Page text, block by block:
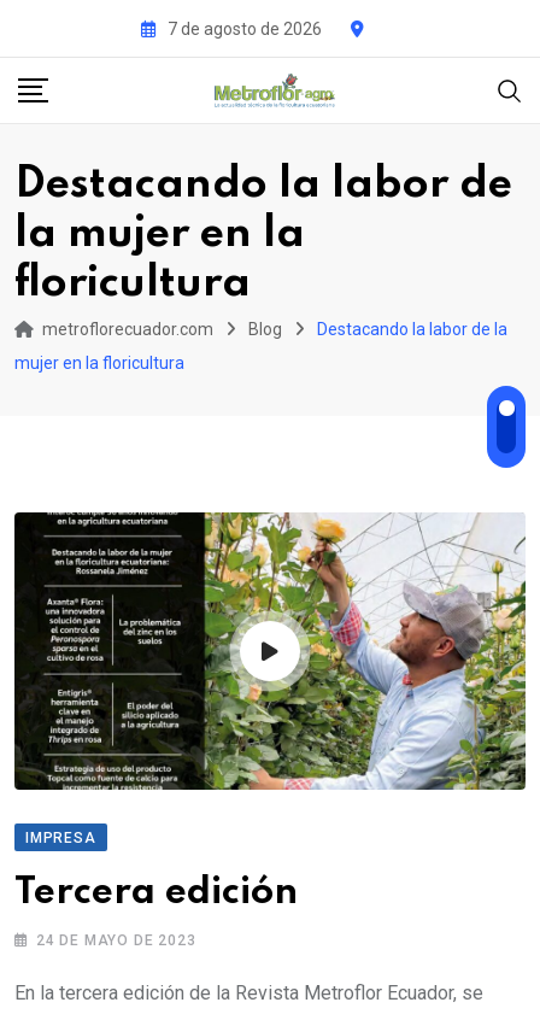
content
7 de agosto de 2026
Destacando la labor de
la mujer en la
floricultura
metroflorecuador.com Blog
Destacando la labor de la
mujer en la floricultura
IMPRESA
Tercera edición
24 DE MAYO DE 2023
En la tercera edición de la Revista Metroflor Ecuador, se